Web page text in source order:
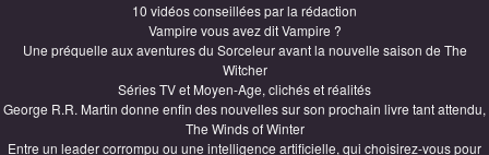
10 vidéos conseillées par la rédaction
Vampire vous avez dit Vampire ?
Une préquelle aux aventures du Sorceleur avant la nouvelle saison de The
Witcher
Séries TV et Moyen-Age, clichés et réalités
George R.R. Martin donne enfin des nouvelles sur son prochain livre tant attendu,
The Winds of Winter
Entre un leader corrompu ou une intelligence artificielle, qui choisirez-vous pour